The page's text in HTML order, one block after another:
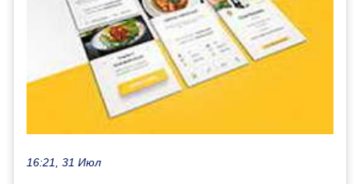
16:21, 31 Июл